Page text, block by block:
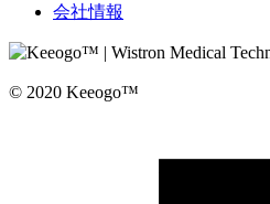
会社情報
© 2020 Keeogo™